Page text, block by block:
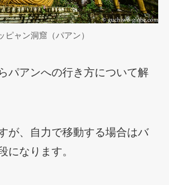
ピャン洞窟（パアン）
パアンへの行き方について解
が、自力で移動する場合はバ
になります。